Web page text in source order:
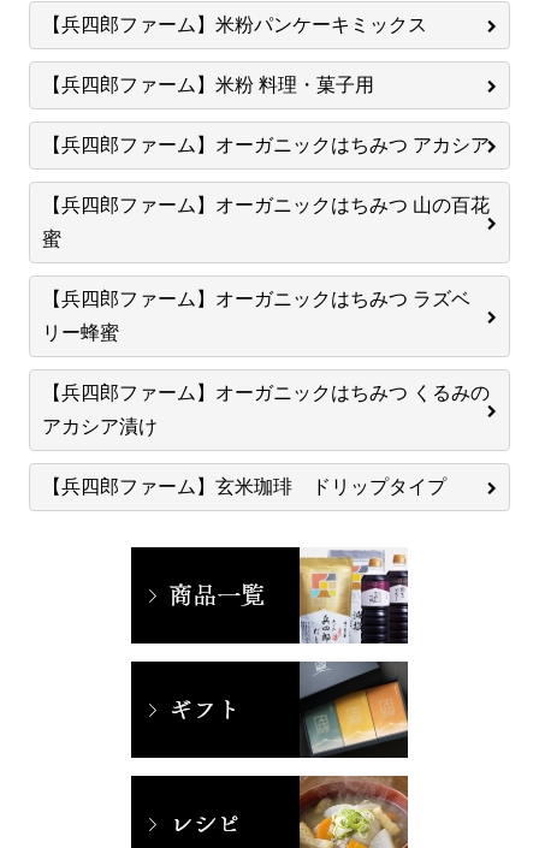
【兵四郎ファーム】米粉パンケーキミックス
【兵四郎ファーム】米粉 料理・菓子用
【兵四郎ファーム】オーガニックはちみつ アカシア
【兵四郎ファーム】オーガニックはちみつ 山の百花
蜜
【兵四郎ファーム】オーガニックはちみつ ラズベ
リー蜂蜜
【兵四郎ファーム】オーガニックはちみつ くるみの
アカシア漬け
【兵四郎ファーム】玄米珈琲 ドリップタイプ